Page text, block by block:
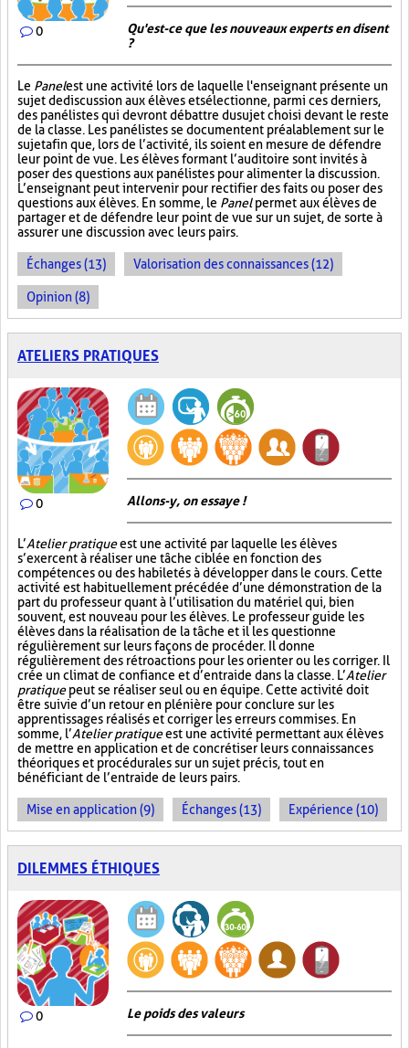
0
Qu'est-ce que les nouveaux experts en disent
?
Le Panelest une activité lors de laquelle l'enseignant présente un
sujet de discussion aux élèves et sélectionne, parmi ces derniers,
des panélistes qui devront débattre du sujet choisi devant le reste
de la classe. Les panélistes se documentent préalablement sur le
sujet afin que, lors de l’activité, ils soient en mesure de défendre
leur point de vue. Les élèves formant l’auditoire sont invités à
poser des questions aux panélistes pour alimenter la discussion.
L’enseignant peut intervenir pour rectifier des faits ou poser des
questions aux élèves. En somme, le Panelpermet aux élèves de
partager et de défendre leur point de vue sur un sujet, de sorte à
assurer une discussion avec leurs pairs.
Échanges (13) Valorisation des connaissances (12)
Opinion (8)
ATELIERS PRATIQUES
0 Allons-y, on essaye !
L’Atelier pratiqueest une activité par laquelle les élèves
s’exercent à réaliser une tâche ciblée en fonction des
compétences ou des habiletés à développer dans le cours. Cette
activité est habituellement précédée d’une démonstration de la
part du professeur quant à l’utilisation du matériel qui, bien
souvent, est nouveau pour les élèves. Le professeur guide les
élèves dans la réalisation de la tâche et il les questionne
régulièrement sur leurs façons de procéder. Il donne
régulièrement des rétroactions pour les orienter ou les corriger. Il
crée un climat de confiance et d’entraide dans la classe. L’Atelier
pratiquepeut se réaliser seul ou en équipe. Cette activité doit
être suivie d’un retour en plénière pour conclure sur les
apprentissages réalisés et corriger les erreurs commises. En
somme, l’Atelier pratiqueest une activité permettant aux élèves
de mettre en application et de concrétiser leurs connaissances
théoriques et procédurales sur un sujet précis, tout en
bénéficiant de l’entraide de leurs pairs.
Mise en application (9) Échanges (13) Expérience (10)
DILEMMES ÉTHIQUES
0 Le poids des valeurs